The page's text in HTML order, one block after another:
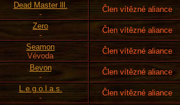
Dead Master lll.
-
Člen vítězné aliance
Zero
-
Člen vítězné aliance
Seamon
Vévoda
Člen vítězné aliance
Bevon
-
Člen vítězné aliance
L.e.g.o.l.a.s.
-
Člen vítězné aliance